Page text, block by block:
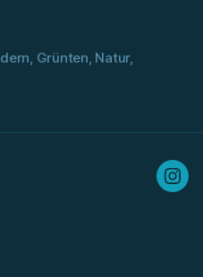
, Grünten, Natur,